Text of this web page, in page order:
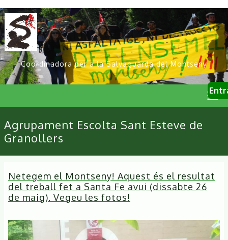
Vés
al
contingut
Coordinadora per a la Salvaguarda del Montseny
User
Primary
links
Agrupament Escolta Sant Esteve de
Granollers
Netegem el Montseny! Aquest és el resultat
del treball fet a Santa Fe avui (dissabte 26
de maig). Vegeu les fotos!